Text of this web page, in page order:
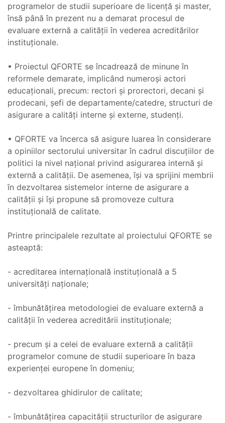
programelor de studii superioare de licență și master,
însă până în prezent nu a demarat procesul de
evaluare externă a calității în vederea acreditărilor
instituționale.
• Proiectul QFORTE se încadrează de minune în
reformele demarate, implicând numeroși actori
educaționali, precum: rectori și prorectori, decani și
prodecani, șefi de departamente/catedre, structuri de
asigurare a calități interne și externe, studenți.
• QFORTE va încerca să asigure luarea în considerare
a opiniilor sectorului universitar în cadrul discuțiilor de
politici la nivel național privind asigurarea internă și
externă a calității. De asemenea, își va sprijini membrii
în dezvoltarea sistemelor interne de asigurare a
calității și își propune să promoveze cultura
instituțională de calitate.
Printre principalele rezultate al proiectului QFORTE se
asteaptă:
- acreditarea internațională instituțională a 5
universități naționale;
- îmbunătățirea metodologiei de evaluare externă a
calității în vederea acreditării instituționale;
- precum și a celei de evaluare externă a calității
programelor comune de studii superioare în baza
experienței europene în domeniu;
- dezvoltarea ghidirulor de calitate;
- îmbunătățirea capacității structurilor de asigurare